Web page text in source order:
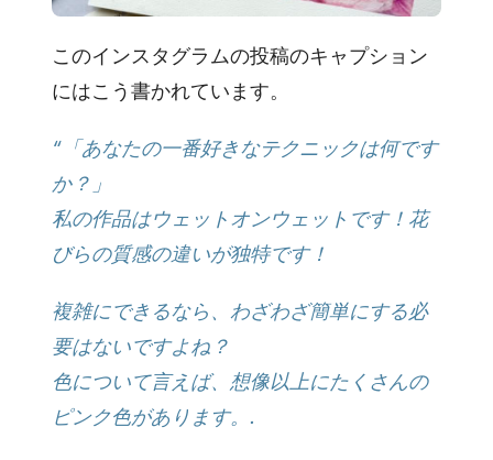
このインスタグラムの投稿のキャプション
にはこう書かれています。
“「あなたの一番好きなテクニックは何です
か？」
私の作品はウェットオンウェットです！花
びらの質感の違いが独特です！
複雑にできるなら、わざわざ簡単にする必
要はないですよね？
色について言えば、想像以上にたくさんの
ピンク色があります。.